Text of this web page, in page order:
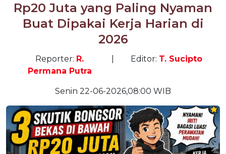
Rp20 Juta yang Paling Nyaman
Buat Dipakai Kerja Harian di
2026
Reporter: R.
Permana Putra
Editor: T. Sucipto
Senin 22-06-2026,08:00 WIB